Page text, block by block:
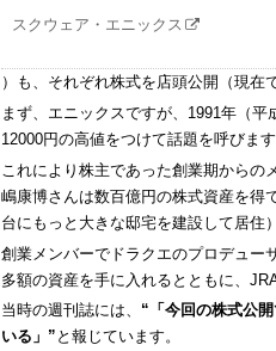
スクウェア・エニックス
）も、それぞれ株式を店頭公開（現在
まず、エニックスですが、1991年（
12000円の高値をつけて話題を呼びます
これにより株主であった創業期から
嶋康博さんは数百億円の株式資産を得
台にもっと大きな邸宅を建設して居住
創業メンバーでドラクエのプロデュー
多額の資産を手に入れるとともに、
当時の週刊誌には、 “「今回の株式公
いる」” と報じています。